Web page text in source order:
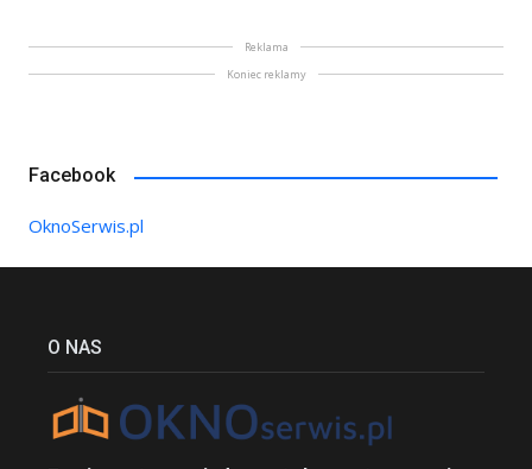
Reklama
Koniec reklamy
Facebook
OknoSerwis.pl
O NAS